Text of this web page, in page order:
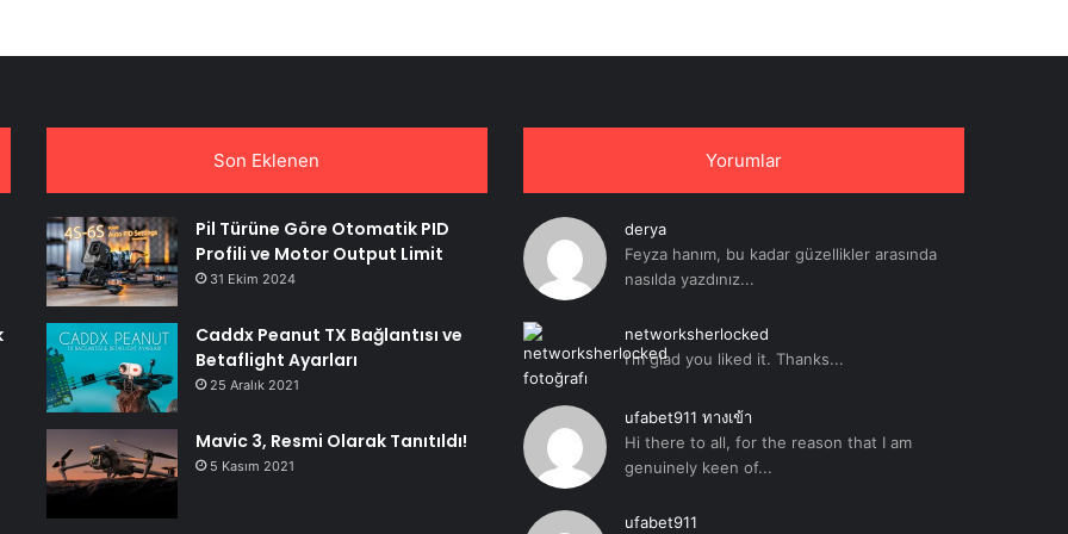
Son Eklenen
Pil Türüne Göre Otomatik PID
Profili ve Motor Output Limit
31 Ekim 2024
Caddx Peanut TX Bağlantısı ve
Betaflight Ayarları
25 Aralık 2021
Mavic 3, Resmi Olarak Tanıtıldı!
5 Kasım 2021
Yorumlar
derya
Feyza hanım, bu kadar güzellikler arasında
nasılda yazdınız...
networksherlocked
I'm glad you liked it. Thanks...
ufabet911 ทางเข้า
Hi there to all, for the reason that I am
genuinely keen of...
ufabet911